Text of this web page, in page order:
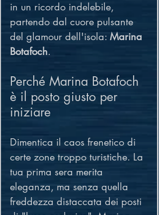
in un ricordo indelebile,
partendo dal cuore pulsante
del glamour dell'isola: Marina
Botafoch.
Perché Marina Botafoch
è il posto giusto per
iniziare
Dimentica il caos frenetico di
certe zone troppo turistiche. La
tua prima sera merita
eleganza, ma senza quella
freddezza distaccata dei posti